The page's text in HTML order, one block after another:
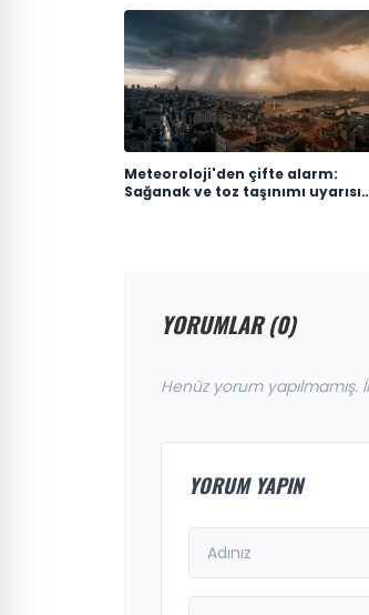
Meteoroloji'den çifte alarm:
Sağanak ve toz taşınımı uyarısı
YORUMLAR (0)
Henüz yorum yapılmamış.
YORUM YAPIN